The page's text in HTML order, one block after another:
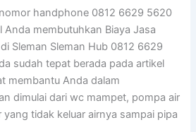
handphone 0812 6629 5620
membutuhkan Biaya Jasa
Sleman Sleman Hub 0812 6629
sudah tepat berada pada artikel
membantu Anda dalam
dimulai dari wc mampet, pompa air
tidak keluar airnya sampai pipa